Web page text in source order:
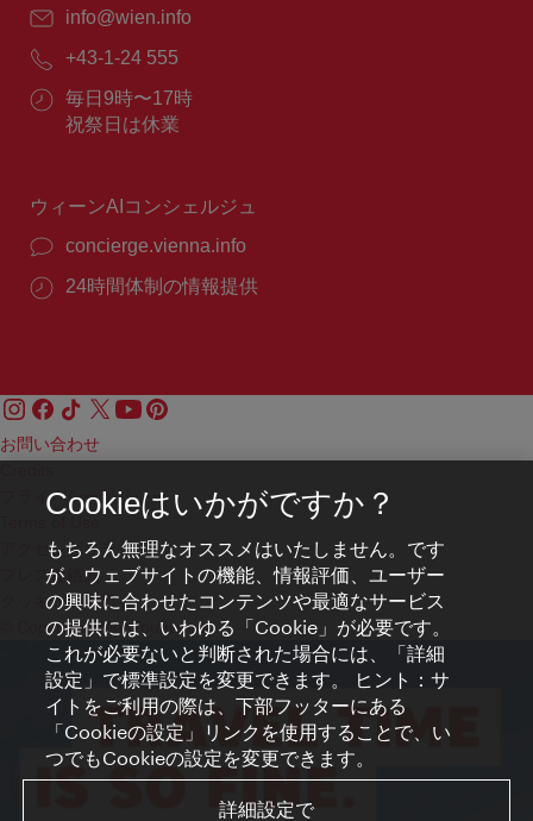
E
ー
ル：
info@wien.info
電
番
号：
+43-1-24 555
営
業
毎日9時〜17時
祝祭日は休業
ウィーンAIコンシェルジュ
concierge.vienna.info
24時間体制の情報提供
お問い合わせ
プライバシーポリシー
アクセシビリティ
プレス連絡先
クッキーの設定
© Copyright WienTourismus
Cookieはいかがですか？
もちろん無理なオススメはいたしません。です
が、ウェブサイトの機能、情報評価、ユーザー
の興味に合わせたコンテンツや最適なサービス
の提供には、いわゆる「Cookie」が必要です。
これが必要ないと判断された場合には、「詳細
設定」で標準設定を変更できます。 ヒント：サ
イトをご利用の際は、下部フッターにある
「Cookieの設定」リンクを使用することで、い
つでもCookieの設定を変更できます。
詳細設定で